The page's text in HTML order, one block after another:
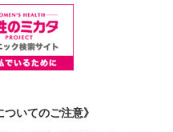
ついてのご注意》